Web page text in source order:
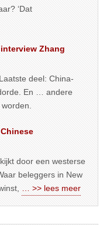
‘Dat
Zhang
deel: China-
En … andere
door een westerse
beleggers in New
… >> lees meer